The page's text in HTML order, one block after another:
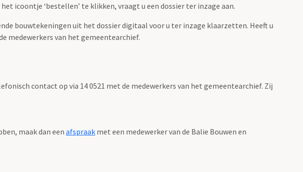
icoontje ‘bestellen’ te klikken, vraagt u een dossier ter inzage aan.
bouwtekeningen uit het dossier digitaal voor u ter inzage klaarzetten. Heeft u
medewerkers van het gemeentearchief.
contact op via 14 0521 met de medewerkers van het gemeentearchief. Zij
maak dan een afspraak met een medewerker van de Balie Bouwen en